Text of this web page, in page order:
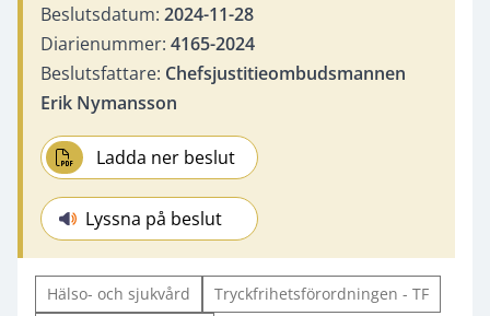
Beslutsdatum: 2024-11-28
Diarienummer: 4165-2024
Beslutsfattare: Chefsjustitieombudsmannen
Erik Nymansson
Ladda ner beslut
Lyssna på beslut
Hälso- och sjukvård
Tryckfrihetsförordningen - TF